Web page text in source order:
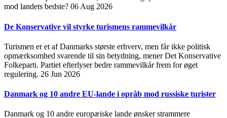
mod landets bedste? 06 Aug 2026
De Konservative vil styrke turismens rammevilkår
Turismen er et af Danmarks største erhverv, men får ikke politisk
opmærksomhed svarende til sin betydning, mener Det Konservative
Folkeparti. Partiet efterlyser bedre rammevilkår frem for øget
regulering. 26 Jun 2026
Danmark og 10 andre EU-lande i opråb mod russiske turister
Danmark og 10 andre europæiske lande ønsker strammere